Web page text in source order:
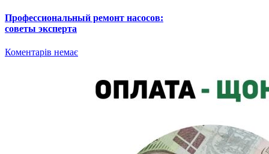
Профессиональный ремонт насосов:
советы эксперта
Коментарів немає